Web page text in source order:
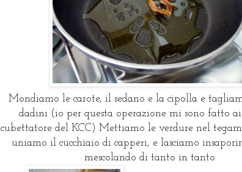
Mondiamo le carote, il sedano e la cipolla e
dadini (io per questa operazione mi sono fatto
cubettatore del KCC) Mettiamo le verdure nel
uniamo il cucchiaio di capperi, e lasciamo
mescolando di tanto in tanto.